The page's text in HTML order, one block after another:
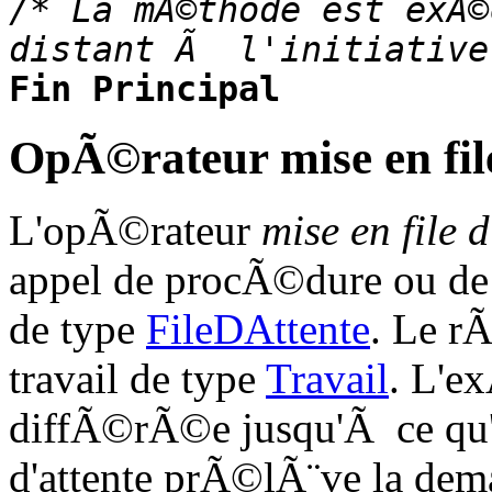
/* La mÃ©thode est
distant Ã l'initiative
Fin Principal
OpÃ©rateur mise en
L'opÃ©rateur mise en file
appel de procÃ©dure ou
de type FileDAttente. Le
travail de type Travail.
diffÃ©rÃ©e jusqu'Ã ce
d'attente prÃ©lÃ¨ve la